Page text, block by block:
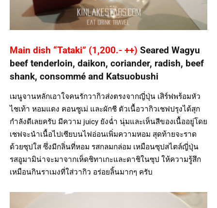
Main dish “Tataki” (1,200.- ++) Seared Wagyu
beef tenderloin, daikon, coriander, radish, beef
shank, consommé and Katsuobushi
เมนูจานหลักเอาใจคนรักวากิวส่งตรงจากญี่ปุ่น เสิร์ฟพร้อมหัว
ไชเท้า หอมแดง คอนซูเม่ และผักชี ตัวเนื้อวากิวเชฟปรุงได้สุก
กำลังดีเลยครับ มีความ juicy ยังฉ่ำ นุ่มและเห็นสีของเนื้ออยู่โดย
เชฟจะนำเนื้อไปเซียบนไฟอ่อนเพิ่มความหอม สุดท้ายจะราด
ด้วยซุปใส ซึ่งมีกลิ่นที่หอม รสกลมกล่อม เหมือนซุปสไตล์ญี่ปุ่น
รสอูมามิน่าจะมาจากเห็ดชิทาเกะและดาชิในซุป ให้ความรู้สึก
เหมือนกินราเมงที่ใส่วากิว อร่อยลิ้นมากๆ ครับ